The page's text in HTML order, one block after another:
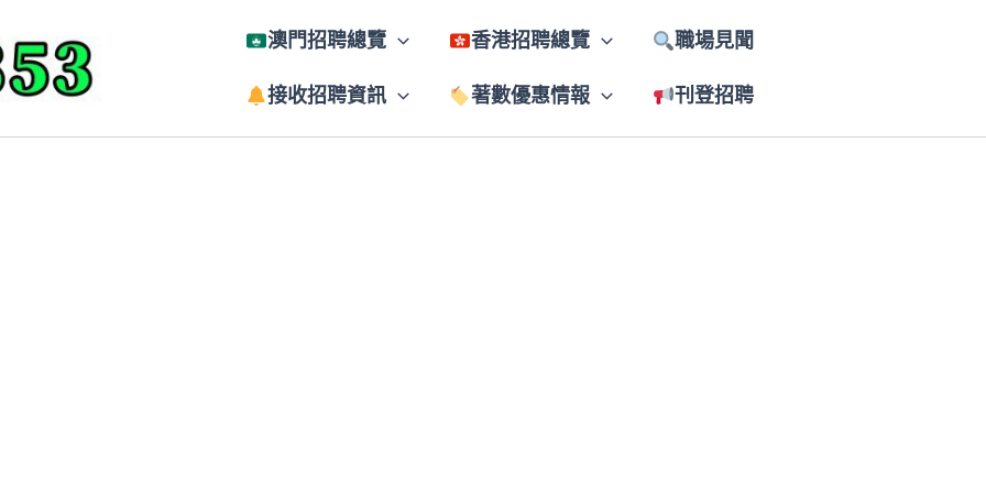
澳門招聘總覽 香港招聘總覽 職場見聞
接收招聘資訊 著數優惠情報 刊登招聘